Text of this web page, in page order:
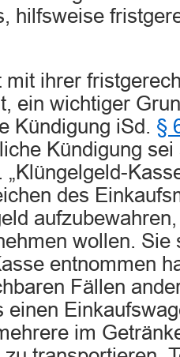
hilfsweise
mit ihrer
ein wichtiger
Kündigung iSd. §
Kündigung sei
des
wollen. Sie
entnommen
Fällen
einen
im